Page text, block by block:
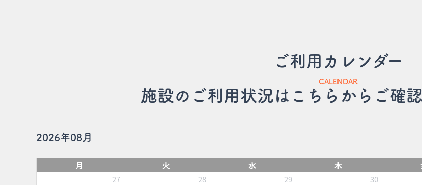
ご利用カレンダー
CALENDAR
施設のご利用状況はこちらからご確認
2026年08月
月 火 水 木
27
28 29 30